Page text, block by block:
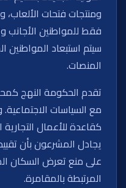
ومنتجات فتحات الألعاب،
فقط للمواطنين
سيتم استبعاد المواطنين
المنصات.
تقدم الحكومة النهج
مع السياسات
كقاعدة للأعمال
يجادل المشرعون بأن
على منع تعرض السكان
المرتبطة بالمقامرة.